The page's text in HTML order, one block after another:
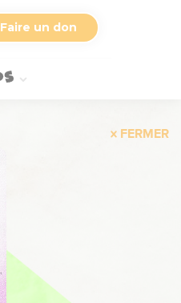
Faire un don
FERMER